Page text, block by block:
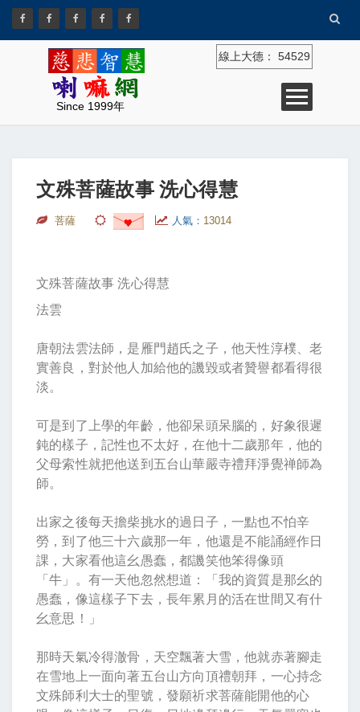
Since 1999年
線上大德： 54529
文殊菩薩故事 洗心得慧
菩薩 人氣： 13014
文殊菩薩故事 洗心得慧
法雲
唐朝法雲法師，是雁門趙氏之子，他天性淳樸、老
實善良，對於他人加給他的譏毀或者贊譽都看得很
淡。
可是到了上學的年齡，他卻呆頭呆腦的，好象很遲
鈍的樣子，記性也不太好，在他十二歲那年，他的
父母索性就把他送到五台山華嚴寺禮拜淨覺禅師為
師。
出家之後每天擔柴挑水的過日子，一點也不怕辛
勞，到了他三十六歲那一年，他還是不能誦經作日
課，大家看他這幺愚蠢，都譏笑他笨得像頭
「牛」。有一天他忽然想道：「我的資質是那幺的
愚蠢，像這樣子下去，長年累月的活在世間又有什
幺意思！」
那時天氣冷得澈骨，天空飄著大雪，他就赤著腳走
在雪地上一面向著五台山方向頂禮朝拜，一心持念
文殊師利大士的聖號，發願祈求菩薩能開他的心